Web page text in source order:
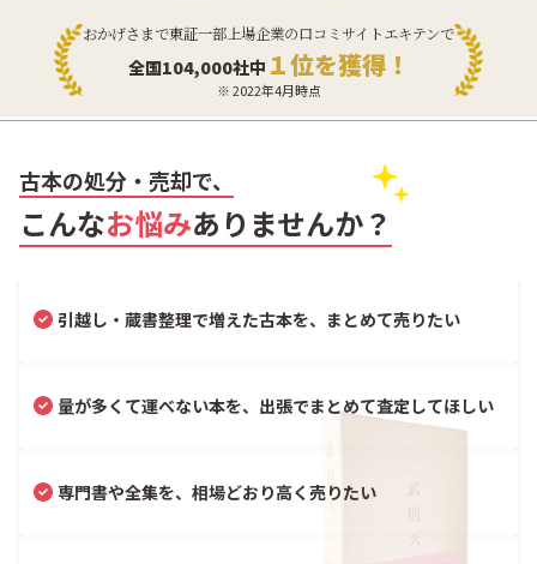
おかげさまで東証一部上場企業の口コミサイトエキテンで
全国104,000社中 １位を獲得！
※ 2022年4月時点
古本の処分・売却で、
こんなお悩みありませんか？
引越し・蔵書整理で増えた古本を、まとめて売りたい
量が多くて運べない本を、出張でまとめて査定してほしい
専門書や全集を、相場どおり高く売りたい